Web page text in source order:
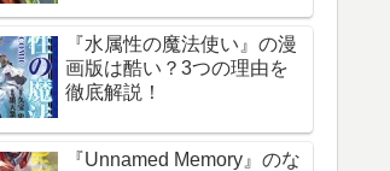
『水属性の魔法使い』の漫
画版は酷い？3つの理由を
徹底解説！
『Unnamed Memory』のな